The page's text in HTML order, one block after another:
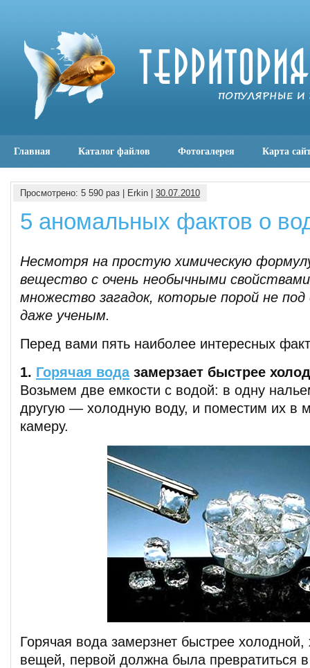
Главная Каталог файлов Фотогалерея Карта
Просмотрено: 5 590 раз | Erkin | 30.07.2010
5 аномальных фактов о
Несмотря на простую химическую
вещество с очень необычными
множество загадок, которые порой не под
даже ученым.
Перед вами пять наиболее интересных
1. Горячая водазамерзает быстрее
Возьмем две емкости с водой: в одну
другую — холодную воду, и поместим их в
камеру.
Горячая вода замерзнет быстрее холодной,
вещей, первой должна была превратиться